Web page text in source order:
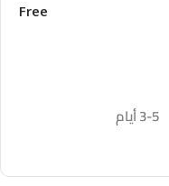
Free
3-5 أيام